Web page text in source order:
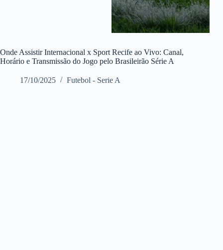
Onde Assistir Internacional x Sport Recife ao Vivo: Canal,
Horário e Transmissão do Jogo pelo Brasileirão Série A
17/10/2025 Futebol - Serie A